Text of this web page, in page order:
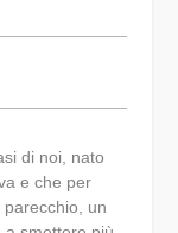
di noi, nato
e che per
un